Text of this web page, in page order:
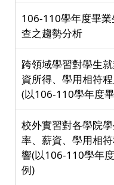
106-110學年度畢業
查之趨勢分析
跨領域學習對學生
資所得、學用相符
(以106-110學年度
校外實習對各學院
率、薪資、學用相
響(以106-110學年
例)